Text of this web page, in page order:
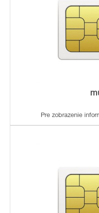
Pre zobrazenie